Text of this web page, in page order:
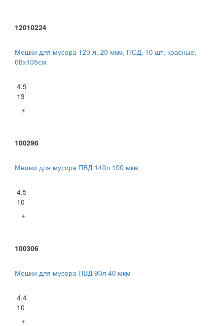
12010224
Мешки для мусора 120 л, 20 мкм, ПСД, 10 шт, красные,
68х105см
4.9
13
+
100296
Мешки для мусора ПВД 140л 100 мкм
4.5
10
+
100306
Мешки для мусора ПВД 90л 40 мкм
4.4
10
+